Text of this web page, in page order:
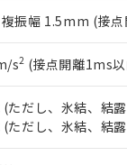
振幅 1.5mm (接
s2 (接点開離1ms
だし、氷結、結
だし、氷結、結
備考欄に対応日を
品への在庫切替
す。